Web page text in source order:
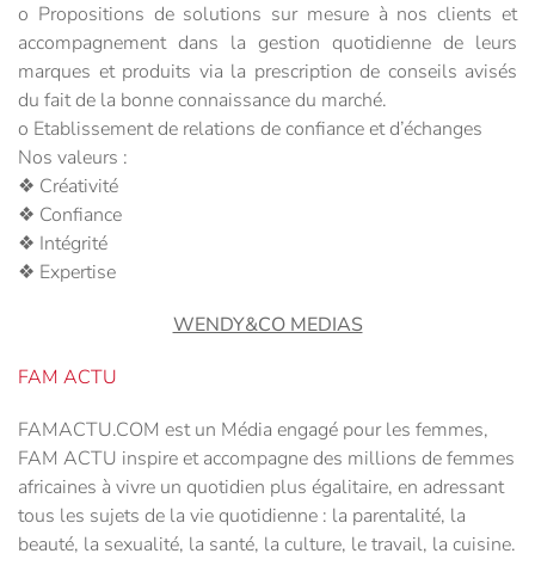
o Propositions de solutions sur mesure à nos clients et
accompagnement dans la gestion quotidienne de leurs
marques et produits via la prescription de conseils avisés
du fait de la bonne connaissance du marché.
o Etablissement de relations de confiance et d’échanges
Nos valeurs :
❖ Créativité
❖ Confiance
❖ Intégrité
❖ Expertise
WENDY&CO MEDIAS
FAM ACTU
FAMACTU.COM est un Média engagé pour les femmes,
FAM ACTU inspire et accompagne des millions de femmes
africaines à vivre un quotidien plus égalitaire, en adressant
tous les sujets de la vie quotidienne : la parentalité, la
beauté, la sexualité, la santé, la culture, le travail, la cuisine.